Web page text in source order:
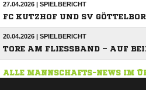
27.04.2026 | SPIELBERICHT
FC KUTZHOF UND SV
20.04.2026 | SPIELBERICHT
TORE AM FLIESSBAND – AUF
ALLE MANNSCHAFTS-NEWS IM